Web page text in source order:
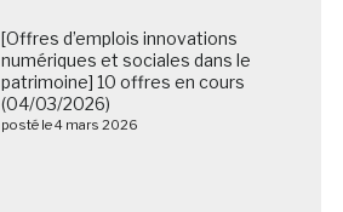
[Offres d’emplois innovations
numériques et sociales dans le
patrimoine] 10 offres en cours
(04/03/2026)
posté le 4 mars 2026